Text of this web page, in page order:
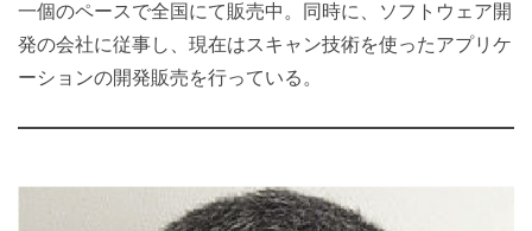
一個のペースで全国にて販売中。同時に、ソフトウェア開
発の会社に従事し、現在はスキャン技術を使ったアプリケ
ーションの開発販売を行っている。